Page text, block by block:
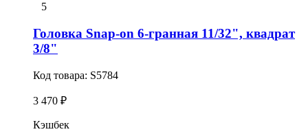
5
Головка Snap-on 6-гранная 11/32", квадрат
3/8"
Код товара: S5784
3 470 ₽
Кэшбек